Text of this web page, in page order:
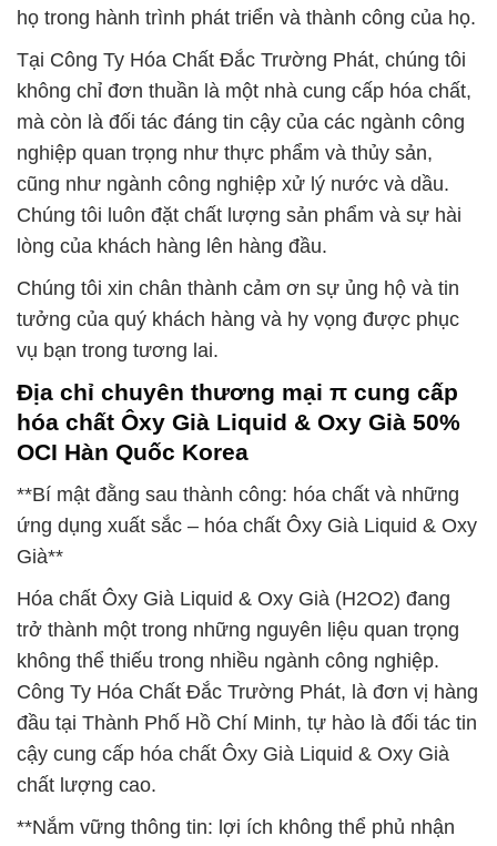
họ trong hành trình phát triển và thành công của họ.
Tại Công Ty Hóa Chất Đắc Trường Phát, chúng tôi
không chỉ đơn thuần là một nhà cung cấp hóa chất,
mà còn là đối tác đáng tin cậy của các ngành công
nghiệp quan trọng như thực phẩm và thủy sản,
cũng như ngành công nghiệp xử lý nước và dầu.
Chúng tôi luôn đặt chất lượng sản phẩm và sự hài
lòng của khách hàng lên hàng đầu.
Chúng tôi xin chân thành cảm ơn sự ủng hộ và tin
tưởng của quý khách hàng và hy vọng được phục
vụ bạn trong tương lai.
Địa chỉ chuyên thương mại π cung cấp
hóa chất Ôxy Già Liquid & Oxy Già 50%
OCI Hàn Quốc Korea
**Bí mật đằng sau thành công: hóa chất và những
ứng dụng xuất sắc – hóa chất Ôxy Già Liquid & Oxy
Già**
Hóa chất Ôxy Già Liquid & Oxy Già (H2O2) đang
trở thành một trong những nguyên liệu quan trọng
không thể thiếu trong nhiều ngành công nghiệp.
Công Ty Hóa Chất Đắc Trường Phát, là đơn vị hàng
đầu tại Thành Phố Hồ Chí Minh, tự hào là đối tác tin
cậy cung cấp hóa chất Ôxy Già Liquid & Oxy Già
chất lượng cao.
**Nắm vững thông tin: lợi ích không thể phủ nhận